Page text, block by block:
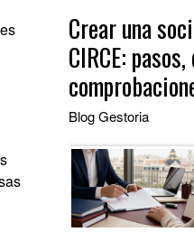
Crear una
CIRCE:
BlogGestoria